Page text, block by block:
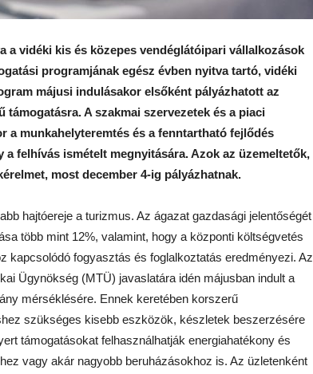
a vidéki kis és közepes vendéglátóipari vállalkozások
programjának egész évben nyitva tartó, vidéki
májusi indulásakor elsőként pályázhatott az
A szakmai szervezetek és a piaci
a munkahelyteremtés és a fenntartható fejlődés
felhívás ismételt megnyitására. Azok az üzemeltetők,
most december 4-ig pályázhatnak.
hajtóereje a turizmus. Az ágazat gazdasági jelentőségét
több mint 12%, valamint, hogy a központi költségvetés
kapcsolódó fogyasztás és foglalkoztatás eredményezi. Az
Ügynökség (MTÜ) javaslatára idén májusban indult a
mérséklésére. Ennek keretében korszerű
szükséges kisebb eszközök, készletek beszerzésére
támogatásokat felhasználhatják energiahatékony és
vagy akár nagyobb beruházásokhoz is. Az üzletenként